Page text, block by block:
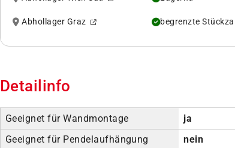
Abhollager Graz begrenzte
Detailinfo
Geeignet für Wandmontage
ja
Geeignet für Pendelaufhängung
nein